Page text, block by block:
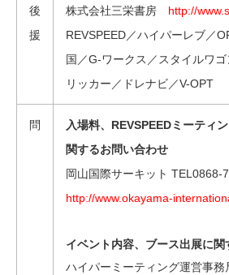
後
援
株式会社三栄書房 http://
REVSPEED／ハイパーレブ／
国／G-ワークス／スタイルワ
リッカー／ドレナビ／V-OPT
問
入場料、REVSPEEDミーティ
関するお問い合わせ
岡山国際サーキット TEL0868-
http://www.okayama-
イベント内容、ブース出展に
ハイパーミーティング運営事